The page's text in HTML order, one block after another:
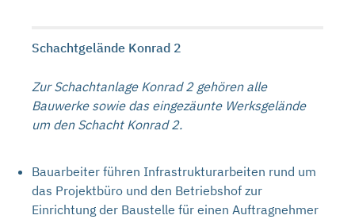
Schachtgelände Konrad 2
Zur Schachtanlage Konrad 2 gehören alle
Bauwerke sowie das eingezäunte Werksgelände
um den Schacht Konrad 2.
Bauarbeiter führen Infrastrukturarbeiten rund um
das Projektbüro und den Betriebshof zur
Einrichtung der Baustelle für einen Auftragnehmer